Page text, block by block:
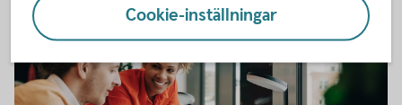
Cookie-inställningar